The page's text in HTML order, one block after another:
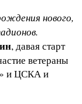
нового,
, давая старт
ветераны
и ЦСКА и